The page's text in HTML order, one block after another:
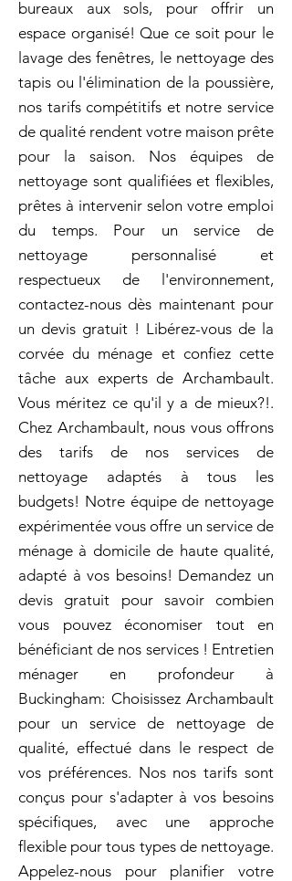
bureaux aux sols, pour offrir un
espace organisé! Que ce soit pour le
lavage des fenêtres, le nettoyage des
tapis ou l'élimination de la poussière,
nos tarifs compétitifs et notre service
de qualité rendent votre maison prête
pour la saison. Nos équipes de
nettoyage sont qualifiées et flexibles,
prêtes à intervenir selon votre emploi
du temps. Pour un service de
nettoyage personnalisé et
respectueux de l'environnement,
contactez-nous dès maintenant pour
un devis gratuit ! Libérez-vous de la
corvée du ménage et confiez cette
tâche aux experts de Archambault.
Vous méritez ce qu'il y a de mieux?!.
Chez Archambault, nous vous offrons
des tarifs de nos services de
nettoyage adaptés à tous les
budgets! Notre équipe de nettoyage
expérimentée vous offre un service de
ménage à domicile de haute qualité,
adapté à vos besoins! Demandez un
devis gratuit pour savoir combien
vous pouvez économiser tout en
bénéficiant de nos services ! Entretien
ménager en profondeur à
Buckingham: Choisissez Archambault
pour un service de nettoyage de
qualité, effectué dans le respect de
vos préférences. Nos nos tarifs sont
conçus pour s'adapter à vos besoins
spécifiques, avec une approche
flexible pour tous types de nettoyage.
Appelez-nous pour planifier votre